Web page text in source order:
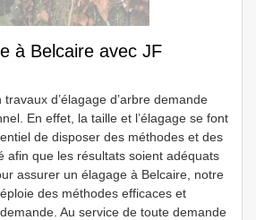
à Belcaire avec JF
d’élagage d’arbre demande
En effet, la taille et l’élagage se font
de disposer des méthodes et des
afin que les résultats soient adéquats
assurer un élagage à Belcaire, notre
des méthodes efficaces et
Au service de toute demande